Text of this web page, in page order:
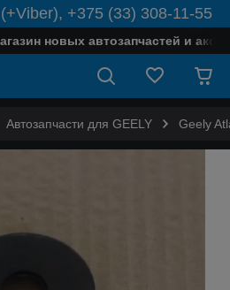
+375 (33) 308-11-55
новых автозапчастей и
Автозапчасти для GEELY Geely